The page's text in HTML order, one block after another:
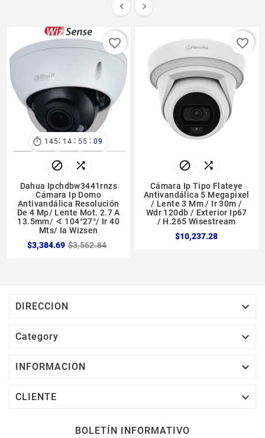
 
 145: 14 : 55 : 09
 
Dahua Ipchdbw3441rnzs
Cámara Ip Domo
Antivandálica Resolución
De 4 Mp/ Lente Mot. 2.7 A
13.5mm/ ∢ 104°27°/ Ir 40
Mts/ Ia Wizsen
$3,384.69 $3,562.84
favorite_border
 
Cámara Ip Tipo Flateye
Antivandálica 5 Megapixel
/ Lente 3 Mm / Ir 30m /
Wdr 120db / Exterior Ip67
/ H.265 Wisestream
$10,237.28
favorite_border
DIRECCION 
Category 
INFORMACION 
CLIENTE 
BOLETÍN INFORMATIVO